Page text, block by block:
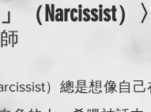
（Narcissist）〉